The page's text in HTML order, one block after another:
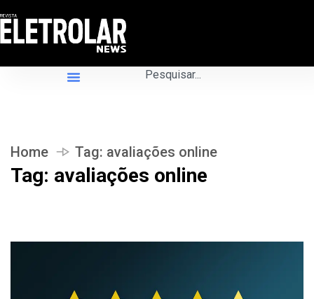
Home Tag: avaliações online
Tag: avaliações online